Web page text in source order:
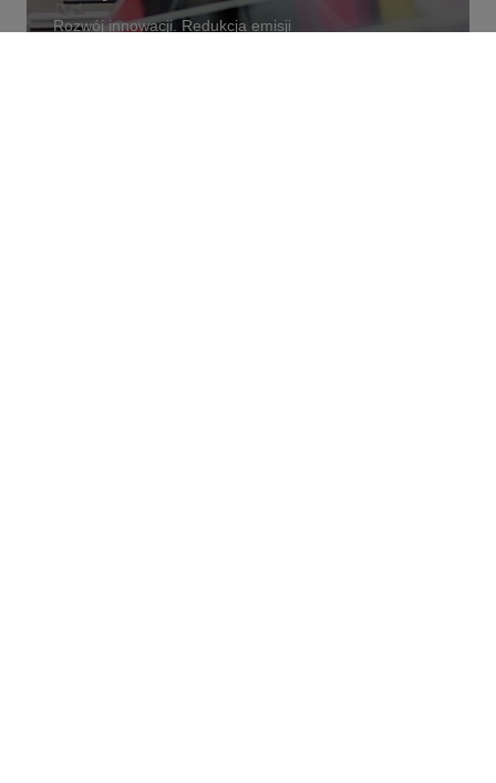
Rozwój innowacji. Redukcja emisji